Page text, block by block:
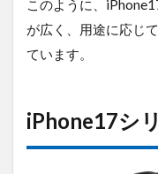
スアプ
リとの
親和性
セキ
このように、
が広く、用途に応じ
ています。
iPhone17シ